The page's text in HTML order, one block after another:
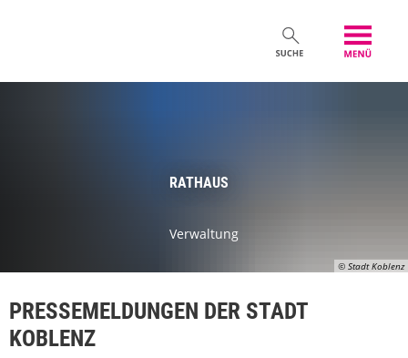
© Stadt Koblenz
RATHAUS
Verwaltung
PRESSEMELDUNGEN DER STADT
KOBLENZ